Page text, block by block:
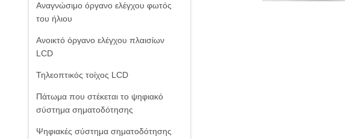
Αναγνώσιμο όργανο ελέγχου φωτός
του ήλιου
Ανοικτό όργανο ελέγχου πλαισίων
LCD
Τηλεοπτικός τοίχος LCD
Πάτωμα που στέκεται το ψηφιακό
σύστημα σηματοδότησης
Ψηφιακές σύστημα σηματοδότησης